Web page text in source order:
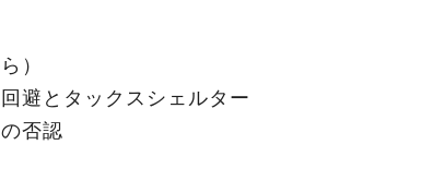
）
避とタックスシェルター
否認